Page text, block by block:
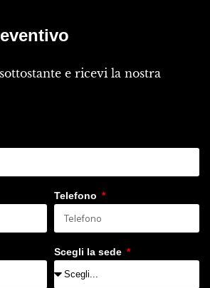
e ricevi la nostra
Telefono
Scegli la sede